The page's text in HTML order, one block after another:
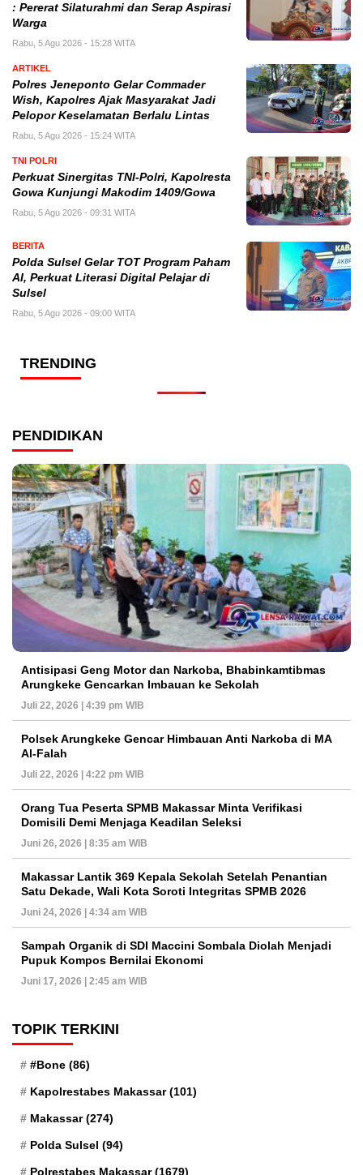
: Pererat Silaturahmi dan Serap Aspirasi
Warga
Rabu, 5 Agu 2026 - 15:28 WITA
ARTIKEL
Polres Jeneponto Gelar Commader
Wish, Kapolres Ajak Masyarakat Jadi
Pelopor Keselamatan Berlalu Lintas
Rabu, 5 Agu 2026 - 15:24 WITA
TNI POLRI
Perkuat Sinergitas TNI-Polri, Kapolresta
Gowa Kunjungi Makodim 1409/Gowa
Rabu, 5 Agu 2026 - 09:31 WITA
BERITA
Polda Sulsel Gelar TOT Program Paham
AI, Perkuat Literasi Digital Pelajar di
Sulsel
Rabu, 5 Agu 2026 - 09:00 WITA
TRENDING
PENDIDIKAN
Antisipasi Geng Motor dan Narkoba, Bhabinkamtibmas
Arungkeke Gencarkan Imbauan ke Sekolah
Juli 22, 2026 | 4:39 pm WIB
Polsek Arungkeke Gencar Himbauan Anti Narkoba di MA
Al-Falah
Juli 22, 2026 | 4:22 pm WIB
Orang Tua Peserta SPMB Makassar Minta Verifikasi
Domisili Demi Menjaga Keadilan Seleksi
Juni 26, 2026 | 8:35 am WIB
Makassar Lantik 369 Kepala Sekolah Setelah Penantian
Satu Dekade, Wali Kota Soroti Integritas SPMB 2026
Juni 24, 2026 | 4:34 am WIB
Sampah Organik di SDI Maccini Sombala Diolah Menjadi
Pupuk Kompos Bernilai Ekonomi
Juni 17, 2026 | 2:45 am WIB
TOPIK TERKINI
#Bone (86)
Kapolrestabes Makassar(101)
Makassar(274)
Polda Sulsel (94)
Polrestabes Makassar(1679)